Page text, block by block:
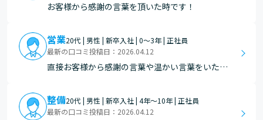
お客様から感謝の言葉を頂いた時です！
営業20代 | 男性 | 新卒入社 | 0～3年 | 正社員
最新の口コミ投稿日：2026.04.12
直接お客様から感謝の言葉や温かい言葉をいただ
いを感じます。
整備20代 | 男性 | 新卒入社 | 4年～10年 | 正社員
最新の口コミ投稿日：2026.04.12